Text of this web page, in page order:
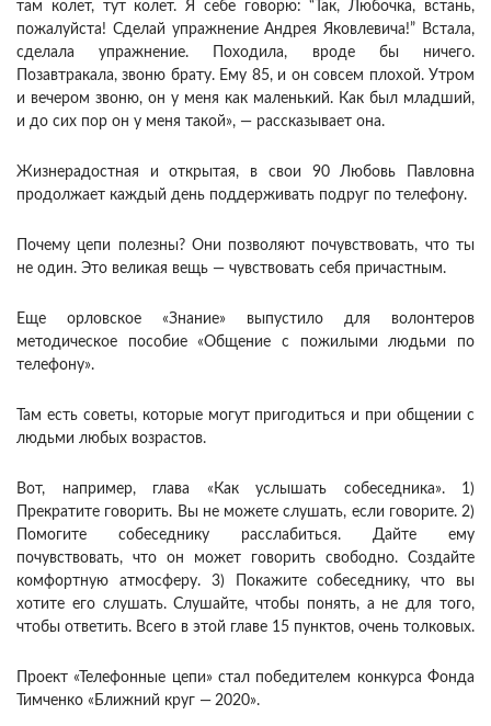
там колет, тут колет. Я себе говорю: “Так, Любочка, встань,
пожалуйста! Сделай упражнение Андрея Яковлевича!” Встала,
сделала упражнение. Походила, вроде бы ничего.
Позавтракала, звоню брату. Ему 85, и он совсем плохой. Утром
и вечером звоню, он у меня как маленький. Как был младший,
и до сих пор он у меня такой», — рассказывает она.
Жизнерадостная и открытая, в свои 90 Любовь Павловна
продолжает каждый день поддерживать подруг по телефону.
Почему цепи полезны? Они позволяют почувствовать, что ты
не один. Это великая вещь — чувствовать себя причастным.
Еще орловское «Знание» выпустило для волонтеров
методическое пособие «Общение с пожилыми людьми по
телефону».
Там есть советы, которые могут пригодиться и при общении с
людьми любых возрастов.
Вот, например, глава «Как услышать собеседника». 1)
Прекратите говорить. Вы не можете слушать, если говорите. 2)
Помогите собеседнику расслабиться. Дайте ему
почувствовать, что он может говорить свободно. Создайте
комфортную атмосферу. 3) Покажите собеседнику, что вы
хотите его слушать. Слушайте, чтобы понять, а не для того,
чтобы ответить. Всего в этой главе 15 пунктов, очень толковых.
Проект «Телефонные цепи» стал победителем конкурса Фонда
Тимченко «Ближний круг — 2020».